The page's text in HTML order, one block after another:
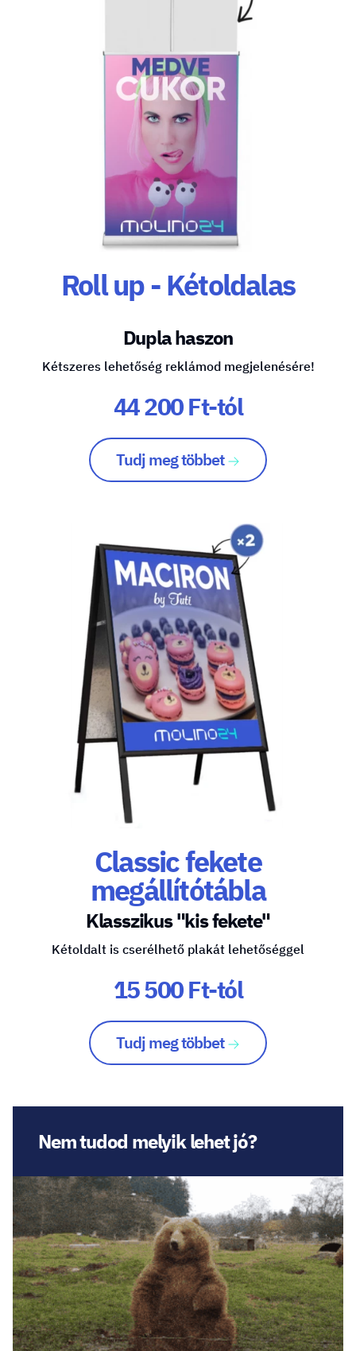
Roll up - Kétoldalas
Dupla haszon
Kétszeres lehetőség reklámod megjelenésére!
44 200 Ft-tól
Tudj meg többet
Classic fekete
megállítótábla
Klasszikus "kis fekete"
Kétoldalt is cserélhető plakát lehetőséggel
15 500 Ft-tól
Tudj meg többet
Nem tudod melyik lehet jó?